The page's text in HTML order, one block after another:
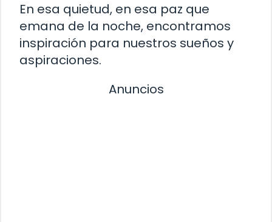
En esa quietud, en esa paz que
emana de la noche, encontramos
inspiración para nuestros sueños y
aspiraciones.
Anuncios